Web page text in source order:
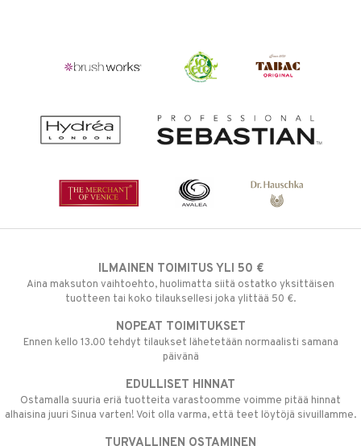
ILMAINEN TOIMITUS YLI 50 €
Aina maksuton vaihtoehto, huolimatta siitä ostatko yksittäisen
tuotteen tai koko tilauksellesi joka ylittää 50 €.
NOPEAT TOIMITUKSET
Ennen kello 13.00 tehdyt tilaukset lähetetään normaalisti samana
päivänä
EDULLISET HINNAT
Ostamalla suuria eriä tuotteita varastoomme voimme pitää hinnat
alhaisina juuri Sinua varten! Voit olla varma, että teet löytöjä sivuillamme.